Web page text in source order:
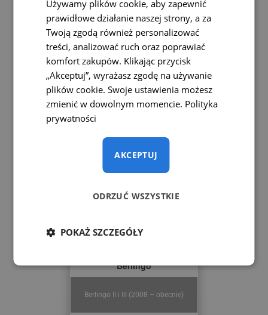
Pasuje do modeli Jumpy 3 i
SpaceTourer od 2016 roku.
cofania
760 zł
Berlingo II i III (2008 – obecnie)
Berlingo
Używamy plików cookie, aby zapewnić
prawidłowe działanie naszej strony, a za
Twoją zgodą również personalizować
treści, analizować ruch oraz poprawiać
komfort zakupów. Klikając przycisk
„Akceptuj”, wyrażasz zgodę na używanie
plików cookie. Swoje ustawienia możesz
zmienić w dowolnym momencie. Polityka
prywatności
AKCEPTUJ
ODRZUĆ WSZYSTKIE
POKAŻ SZCZEGÓŁY